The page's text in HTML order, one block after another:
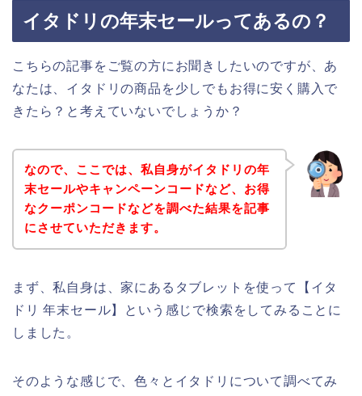
イタドリの年末セールってあるの？
こちらの記事をご覧の方にお聞きしたいのですが、あ
なたは、イタドリの商品を少しでもお得に安く購入で
きたら？と考えていないでしょうか？
なので、ここでは、私自身がイタドリの年
末セールやキャンペーンコードなど、お得
なクーポンコードなどを調べた結果を記事
にさせていただきます。
まず、私自身は、家にあるタブレットを使って【イタ
ドリ 年末セール】という感じで検索をしてみることに
しました。
そのような感じで、色々とイタドリについて調べてみ